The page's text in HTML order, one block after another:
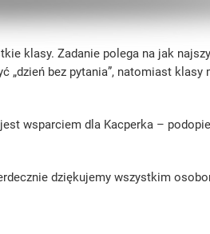
klasy. Zadanie polega na jak
bez pytania”, natomiast klasy
wsparciem dla Kacperka –
dziękujemy wszystkim